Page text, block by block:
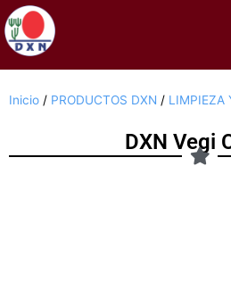
al
contenido
Inicio / PRODUCTOS DXN / LIMPIEZA
DXN Vegi